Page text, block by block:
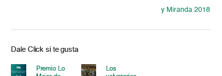
y Miranda 2018
Dale Click si te gusta
Premio Lo
Los